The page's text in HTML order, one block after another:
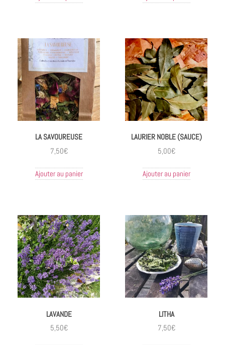
LA SAVOUREUSE
7,50€
Ajouter au panier
LAURIER NOBLE (SAUCE)
5,00€
Ajouter au panier
LAVANDE
5,50€
LITHA
7,50€